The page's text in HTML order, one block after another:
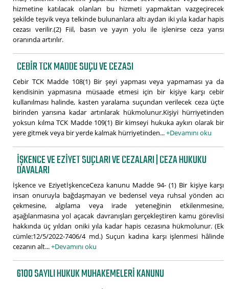
hizmetine katılacak olanları bu hizmeti yapmaktan vazgeçirecek
şekilde teşvik veya telkinde bulunanlara altı aydan iki yıla kadar hapis
cezası verilir.(2) Fiil, basın ve yayın yolu ile işlenirse ceza yarısı
oranında artırılır.
CEBIR TCK MADDE SUÇU VE CEZASI
Cebir TCK Madde 108(1) Bir şeyi yapması veya yapmaması ya da
kendisinin yapmasına müsaade etmesi için bir kişiye karşı cebir
kullanılması halinde, kasten yaralama suçundan verilecek ceza üçte
birinden yarısına kadar artırılarak hükmolunur.Kişiyi hürriyetinden
yoksun kılma TCK Madde 109(1) Bir kimseyi hukuka aykırı olarak bir
yere gitmek veya bir yerde kalmak hürriyetinden...+Devamını oku
İŞKENCE VE EZIYET SUÇLARI VE CEZALARI | CEZA HUKUKU
DAVALARI
İşkence ve EziyetİşkenceCeza kanunu Madde 94- (1) Bir kişiye karşı
insan onuruyla bağdaşmayan ve bedensel veya ruhsal yönden acı
çekmesine, algılama veya irade yeteneğinin etkilenmesine,
aşağılanmasına yol açacak davranışları gerçekleştiren kamu görevlisi
hakkında üç yıldan oniki yıla kadar hapis cezasına hükmolunur. (Ek
cümle:12/5/2022-7406/4 md.) Suçun kadına karşı işlenmesi hâlinde
cezanın alt...+Devamını oku
6100 SAYILI HUKUK MUHAKEMELERI KANUNU